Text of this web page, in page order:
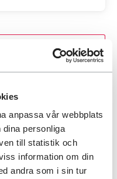
anpassa vår webbplats
dina personliga
till statistik och
information om din
andra som i sin tur